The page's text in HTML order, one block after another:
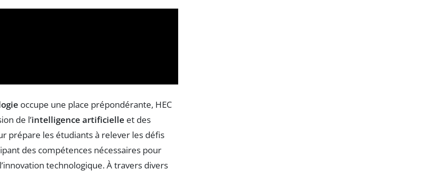
occupe une place prépondérante, HEC
de l’intelligence artificielle et des
prépare les étudiants à relever les défis
des compétences nécessaires pour
technologique. À travers divers